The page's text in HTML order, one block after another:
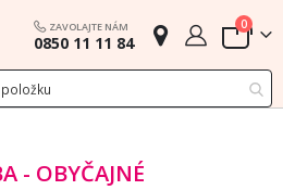
ZAVOLAJTE NÁM
0850 11 11 84 Cart
0
- OBYČAJNÉ